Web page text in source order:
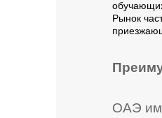
Рынок
ОАЭ